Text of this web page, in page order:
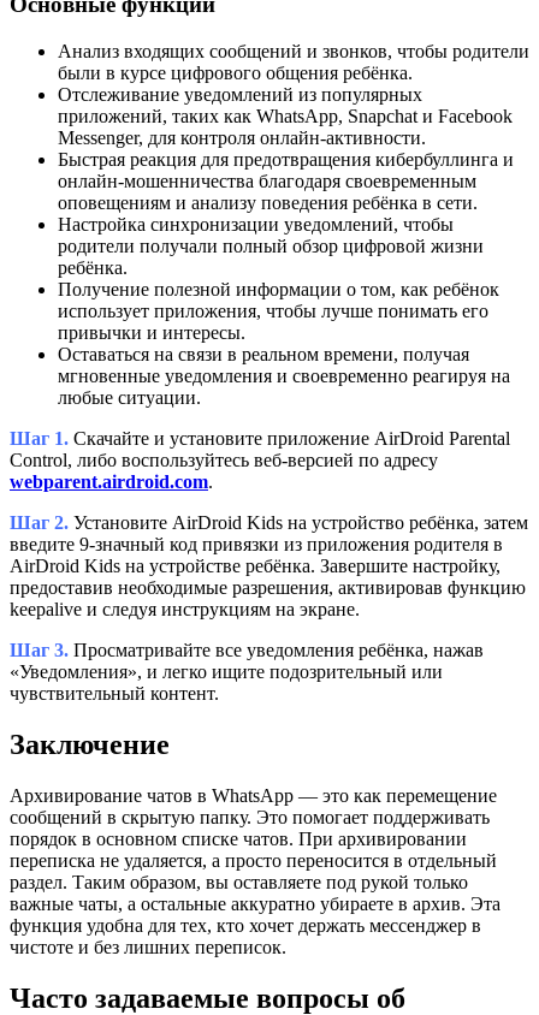
Анализ входящих сообщений и звонков, чтобы родители
были в курсе цифрового общения ребёнка.
Отслеживание уведомлений из популярных
приложений, таких как WhatsApp, Snapchat и Facebook
Messenger, для контроля онлайн-активности.
Быстрая реакция для предотвращения кибербуллинга и
онлайн-мошенничества благодаря своевременным
оповещениям и анализу поведения ребёнка в сети.
Настройка синхронизации уведомлений, чтобы
родители получали полный обзор цифровой жизни
ребёнка.
Получение полезной информации о том, как ребёнок
использует приложения, чтобы лучше понимать его
привычки и интересы.
Оставаться на связи в реальном времени, получая
мгновенные уведомления и своевременно реагируя на
любые ситуации.
Шаг 1. Скачайте и установите приложение AirDroid Parental
Control, либо воспользуйтесь веб-версией по адресу
webparent.airdroid.com.
Шаг 2. Установите AirDroid Kids на устройство ребёнка, затем
введите 9-значный код привязки из приложения родителя в
AirDroid Kids на устройстве ребёнка. Завершите настройку,
предоставив необходимые разрешения, активировав функцию
keepalive и следуя инструкциям на экране.
Шаг 3. Просматривайте все уведомления ребёнка, нажав
«Уведомления», и легко ищите подозрительный или
чувствительный контент.
Заключение
Архивирование чатов в WhatsApp — это как перемещение
сообщений в скрытую папку. Это помогает поддерживать
порядок в основном списке чатов. При архивировании
переписка не удаляется, а просто переносится в отдельный
раздел. Таким образом, вы оставляете под рукой только
важные чаты, а остальные аккуратно убираете в архив. Эта
функция удобна для тех, кто хочет держать мессенджер в
чистоте и без лишних переписок.
Часто задаваемые вопросы об